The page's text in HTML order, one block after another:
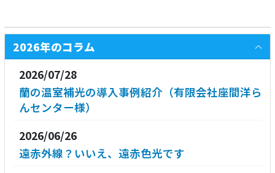
2026年のコラム
2026/07/28
蘭の温室補光の導入事例紹介（有限会社座間洋ら
んセンター様）
2026/06/26
遠赤外線？いいえ、遠赤色光です